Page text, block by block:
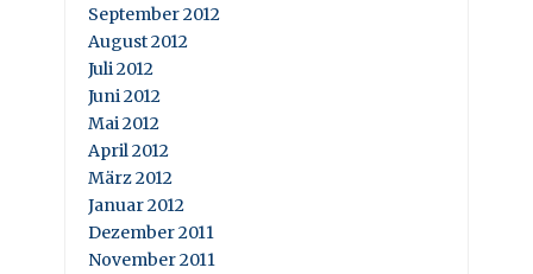
September 2012
August 2012
Juli 2012
Juni 2012
Mai 2012
April 2012
März 2012
Januar 2012
Dezember 2011
November 2011